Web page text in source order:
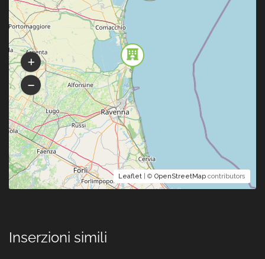
Leaflet | © OpenStreetMap contributors
Inserzioni simili